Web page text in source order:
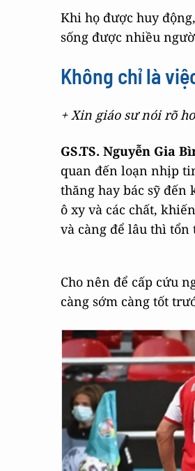
Khi họ được huy
sống được nhiều
Không chỉ là
+ Xin giáo sư nói rõ
GS.TS. Nguyễn Gia
quan đến loạn nhịp
thăng hay bác sỹ
ô xy và các chất,
và càng để lâu thì
Cho nên để cấp cứu
càng sớm càng tốt